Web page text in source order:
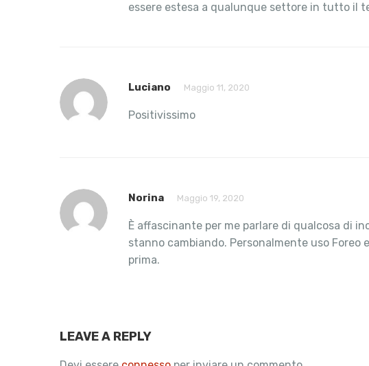
essere estesa a qualunque settore in tutto il
Luciano Maggio 11, 2020
Positivissimo
Norina Maggio 19, 2020
È affascinante per me parlare di qualcosa di
stanno cambiando. Personalmente uso
prima.
LEAVE A REPLY